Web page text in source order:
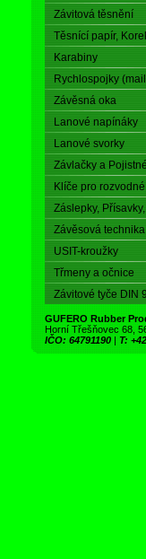
Závitová těsnění
Těsnící papír,
Karabiny
Rychlospojky
Závěsná oka
Lanové napínáky
Lanové svorky
Závlačky a
Klíče pro
Záslepky,
Závěsová technika
USIT-kroužky
Třmeny a očnice
Závitové tyče DIN
GUFERO Rubber
Horní Třešňovec 68,
IČO: 64791190 | T: